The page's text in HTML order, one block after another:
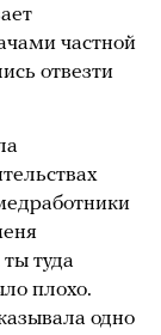
частной
отвезти
туда
плохо.
одно